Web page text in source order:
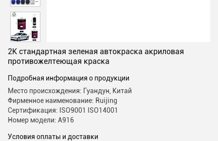
2K стандартная зеленая автокраска акриловая
противожелтеющая краска
Подробная информация о продукции
Место происхождения: Гуандун, Китай
Фирменное наименование: Ruijing
Сертификация: ISO9001 ISO14001
Номер модели: А916
Условия оплаты и доставки